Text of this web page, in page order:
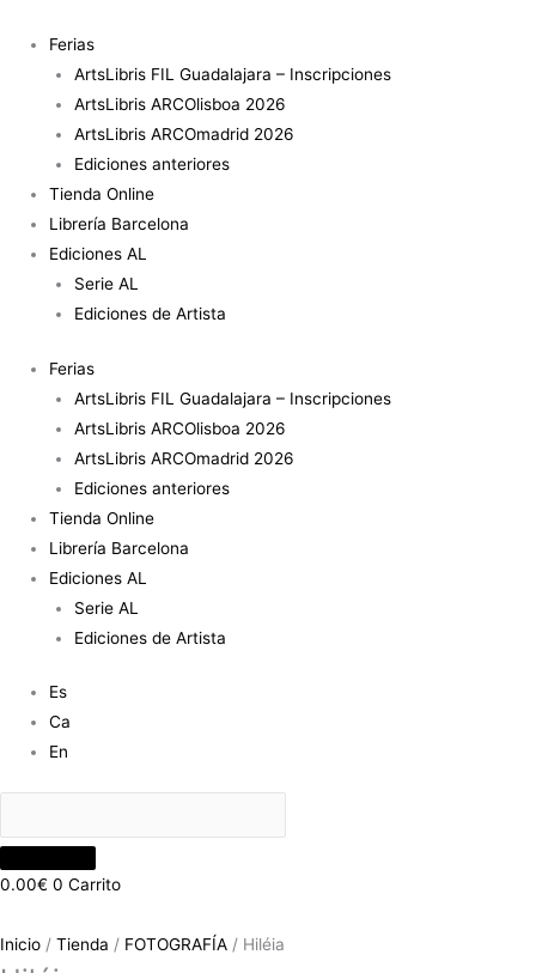
contenido
Ferias
ArtsLibris FIL Guadalajara – Inscripciones
ArtsLibris ARCOlisboa 2026
ArtsLibris ARCOmadrid 2026
Ediciones anteriores
Tienda Online
Librería Barcelona
Ediciones AL
Serie AL
Ediciones de Artista
Ferias
ArtsLibris FIL Guadalajara – Inscripciones
ArtsLibris ARCOlisboa 2026
ArtsLibris ARCOmadrid 2026
Ediciones anteriores
Tienda Online
Librería Barcelona
Ediciones AL
Serie AL
Ediciones de Artista
Es
Ca
En
0.00€ 0 Carrito
Inicio / Tienda / FOTOGRAFÍA / Hiléia
cantidad